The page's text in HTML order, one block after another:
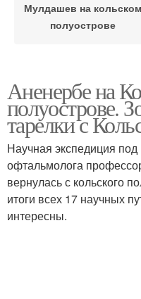
Мулдашев на кольском
полуострове
Аненербе на
полуострове.
тарелки с
Научная экспедиция под
офтальмолога
вернулась с кольского
итоги всех 17 научных
интересны.